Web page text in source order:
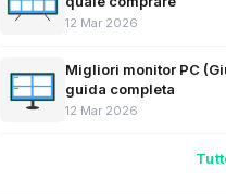
12 Mar 2026
Migliori monitor PC
guida completa
12 Mar 2026